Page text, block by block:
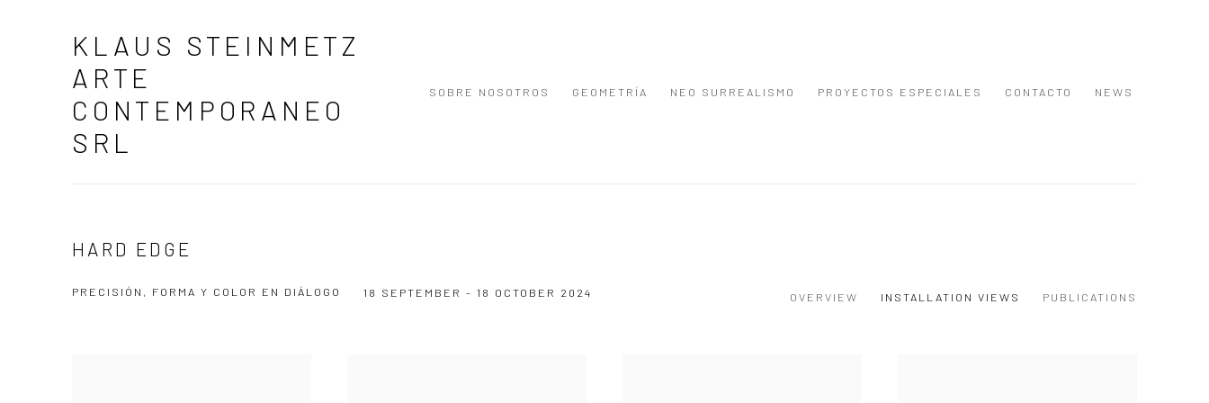
KLAUS STEINMETZ
ARTE
CONTEMPORANEO
SRL
SOBRE NOSOTROS GEOMETRÍA NEO SURREALISMO PROYECTOS ESPECIALES CONTACTO NEWS
HARD EDGE
PRECISIÓN, FORMA Y COLOR EN DIÁLOGO 18 SEPTEMBER - 18 OCTOBER 2024 OVERVIEW INSTALLATION VIEWS PUBLICATIONS